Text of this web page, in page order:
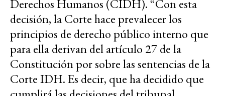
Derechos Humanos (CIDH). “Con esta
decisión, la Corte hace prevalecer los
principios de derecho público interno que
para ella derivan del artículo 27 de la
Constitución por sobre las sentencias de la
Corte IDH. Es decir, que ha decidido que